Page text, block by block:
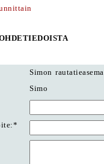
Simon rautatieasema
Simo